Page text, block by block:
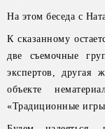
На этом беседа с
К сказанному
две съемочные
экспертов, другая
объекте
«Традиционные